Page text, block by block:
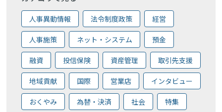
人事異動情報 法令制度政策 経営
人事施策 ネット・システム 預金
融資 投信保険 資産管理 取引先支援
地域貢献 国際 営業店 インタビュー
おくやみ 為替・決済 社会 特集